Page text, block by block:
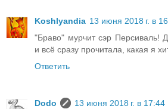
Koshlyandia 13 июня 2018 г. в
"Браво" мурчит сэр Персиваль!
и всё сразу прочитала, какая я
Ответить
Dodo
13 июня 2018 г. в 17:44